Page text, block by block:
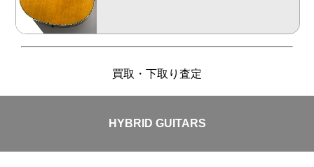
買取・下取り査定
HYBRID GUITARS